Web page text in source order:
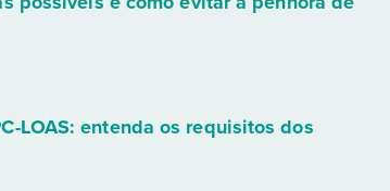
LOAS: entenda os requisitos dos